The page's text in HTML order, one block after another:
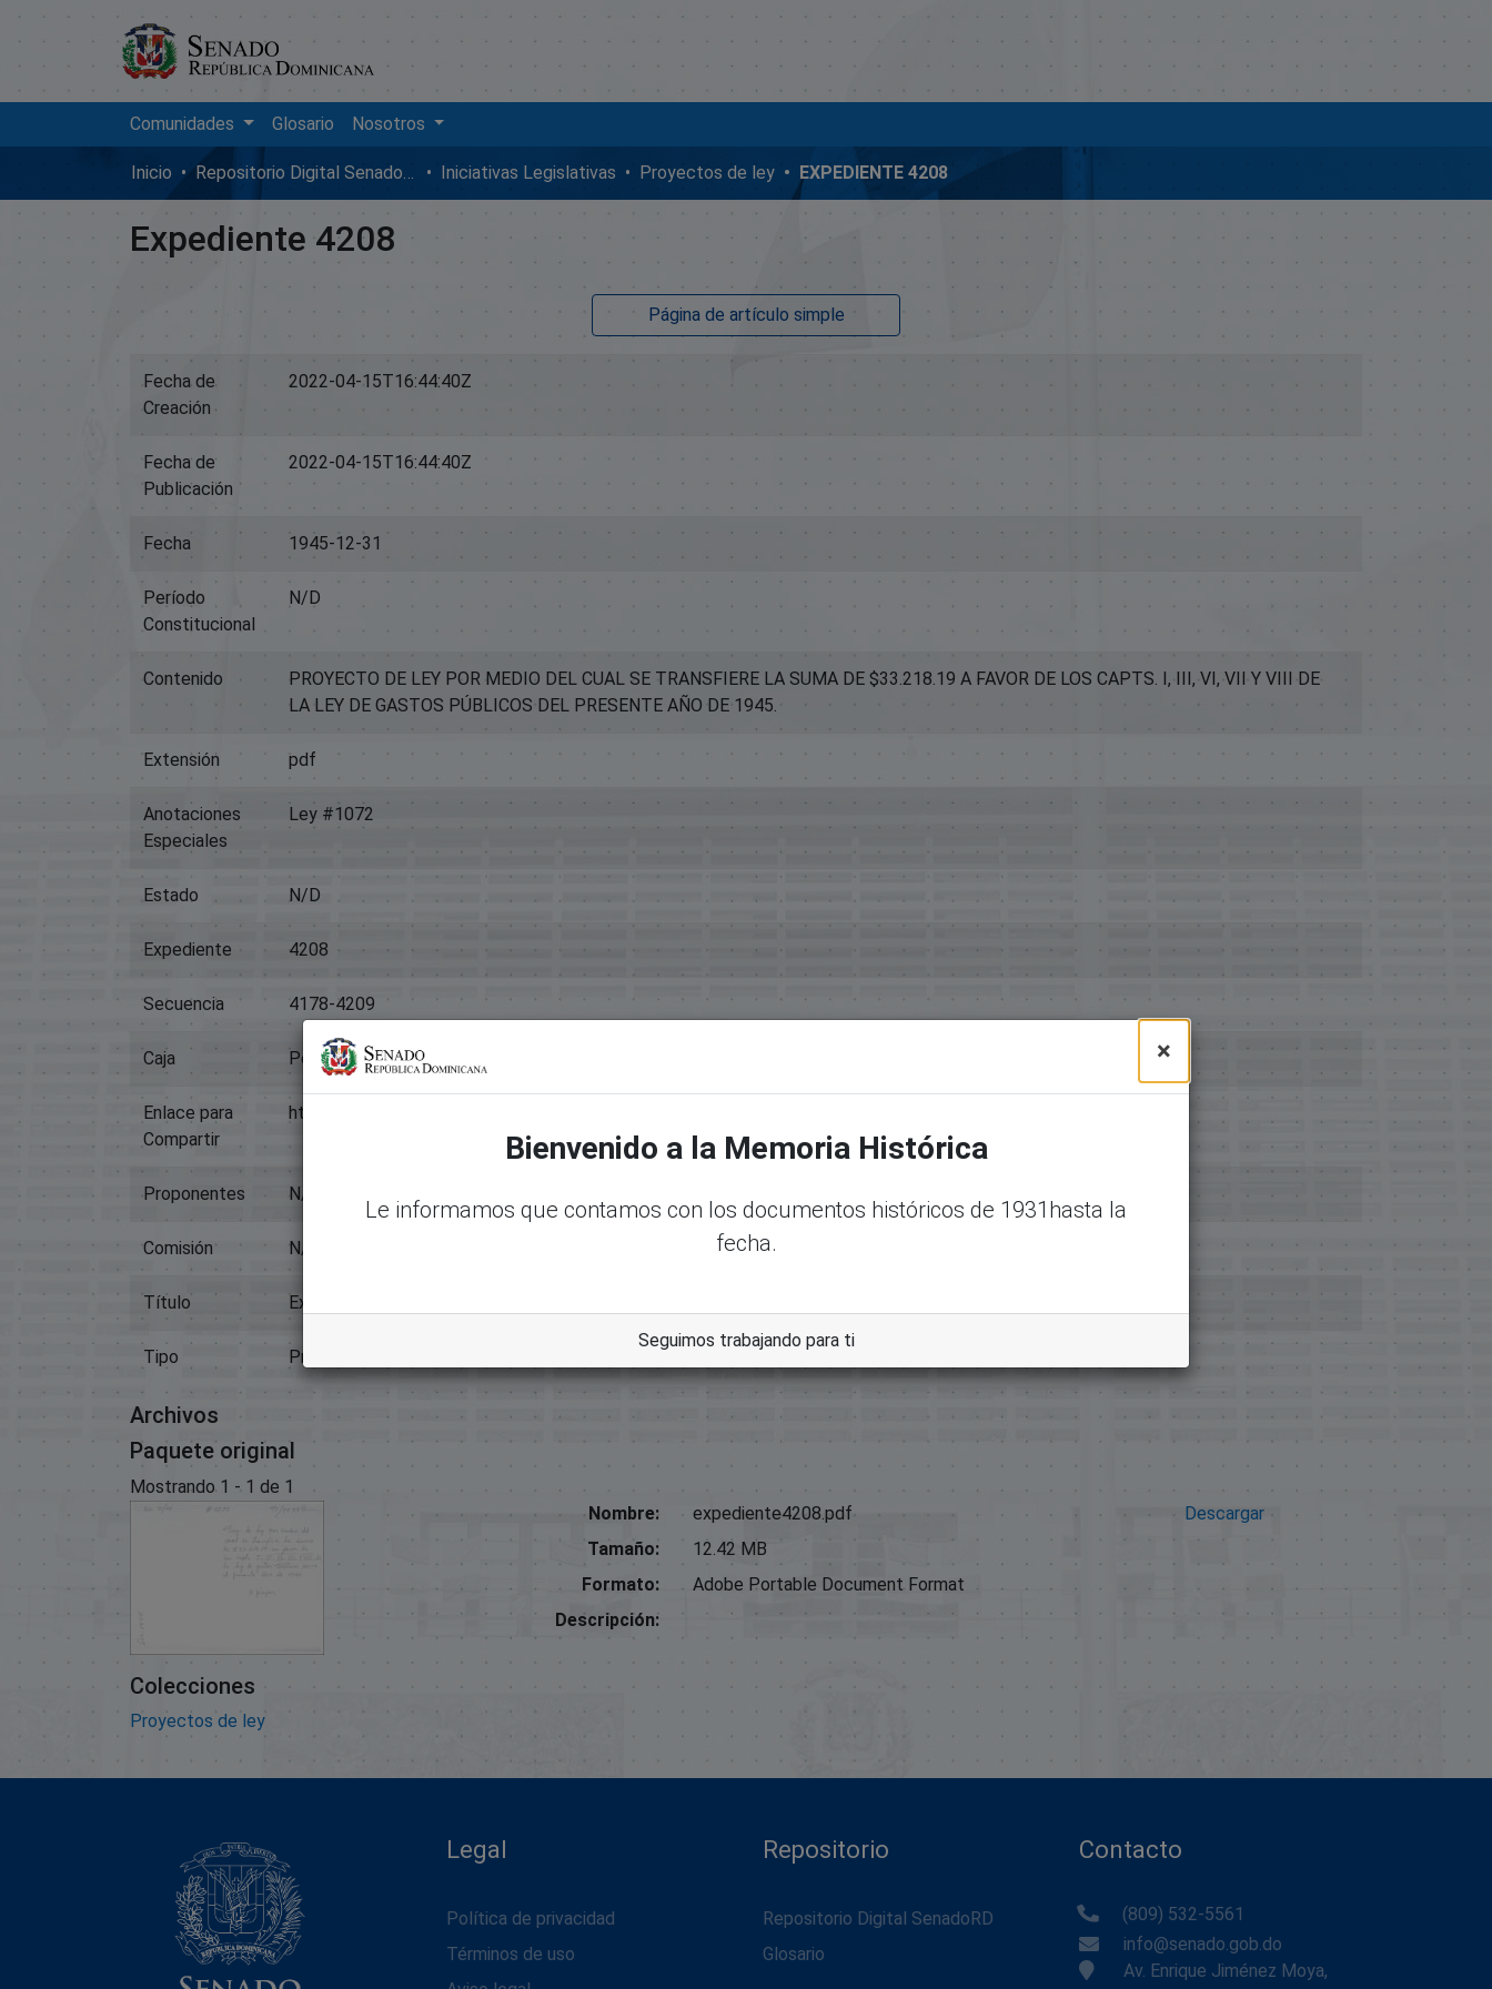
Comunidades Glosario Nosotros
Inicio Repositorio Digital SenadoRD Iniciativas Legislativas Proyectos de ley EXPEDIENTE 4208
Expediente 4208
Página de artículo simple
Fecha de
Creación
2022-04-15T16:44:40Z
Fecha de
Publicación
2022-04-15T16:44:40Z
Fecha 1945-12-31
Período
Constitucional
N/D
Contenido
PROYECTO DE LEY POR MEDIO DEL CUAL SE TRANSFIERE LA SUMA DE $33.218.19 A FAVOR DE LOS CAPTS. I, III, VI, VII Y VIII DE
LA LEY DE GASTOS PÚBLICOS DEL PRESENTE AÑO DE 1945.
Extensión pdf
Anotaciones
Especiales
Ley #1072
Estado N/D
Expediente 4208
Secuencia 4178-4209
Caja Pendiente
Enlace para
Compartir
https://memoriahistorica.senadord.gob.do/handle/123456789/35878
Proponentes N/D
Comisión N/D
Título Expediente 4208
Tipo Proyectos De Ley
Archivos
Paquete original
Mostrando 1 - 1 de 1
Nombre:
expediente4208.pdf
Tamaño:
12.42 MB
Formato:
Adobe Portable Document Format
Descripción:
Descargar
Colecciones
Proyectos de ley
Legal
Política de privacidad
Términos de uso
Repositorio
Repositorio Digital SenadoRD
Glosario
Contacto
(809) 532-5561
info@senado.gob.do
Av. Enrique Jiménez Moya,
×
Bienvenido a la Memoria Histórica
Le informamos que contamos con los documentos históricos de 1931hasta la
fecha.
Seguimos trabajando para ti